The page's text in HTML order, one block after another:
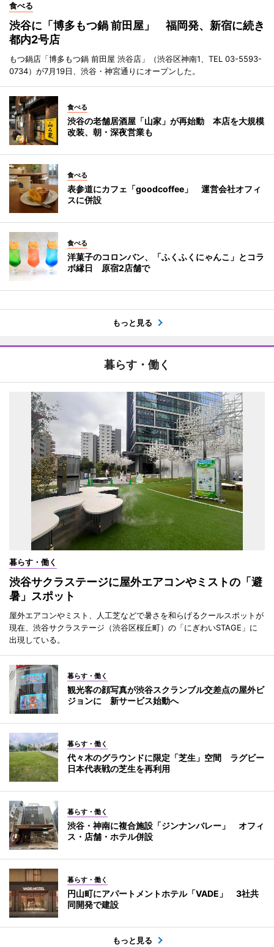
食べる
渋谷に「博多もつ鍋 前田屋」 福岡発、新宿に続き
都内2号店
もつ鍋店「博多もつ鍋 前田屋 渋谷店」（渋谷区神南1、TEL 03-5593-
0734）が7月19日、渋谷・神宮通りにオープンした。
食べる
渋谷の老舗居酒屋「山家」が再始動 本店を大規模
改装、朝・深夜営業も
食べる
表参道にカフェ「goodcoffee」 運営会社オフィ
スに併設
食べる
洋菓子のコロンバン、「ふくふくにゃんこ」とコラ
ボ縁日 原宿2店舗で
もっと見る
暮らす・働く
暮らす・働く
渋谷サクラステージに屋外エアコンやミストの「避
暑」スポット
屋外エアコンやミスト、人工芝などで暑さを和らげるクールスポットが
現在、渋谷サクラステージ（渋谷区桜丘町）の「にぎわいSTAGE」に
出現している。
暮らす・働く
観光客の顔写真が渋谷スクランブル交差点の屋外ビ
ジョンに 新サービス始動へ
暮らす・働く
代々木のグラウンドに限定「芝生」空間 ラグビー
日本代表戦の芝生を再利用
暮らす・働く
渋谷・神南に複合施設「ジンナンバレー」 オフィ
ス・店舗・ホテル併設
暮らす・働く
円山町にアパートメントホテル「VADE」 3社共
同開発で建設
もっと見る